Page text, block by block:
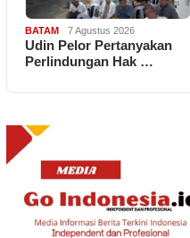
BATAM 7 Agustus 2026
Udin Pelor Pertanyakan
Perlindungan Hak …